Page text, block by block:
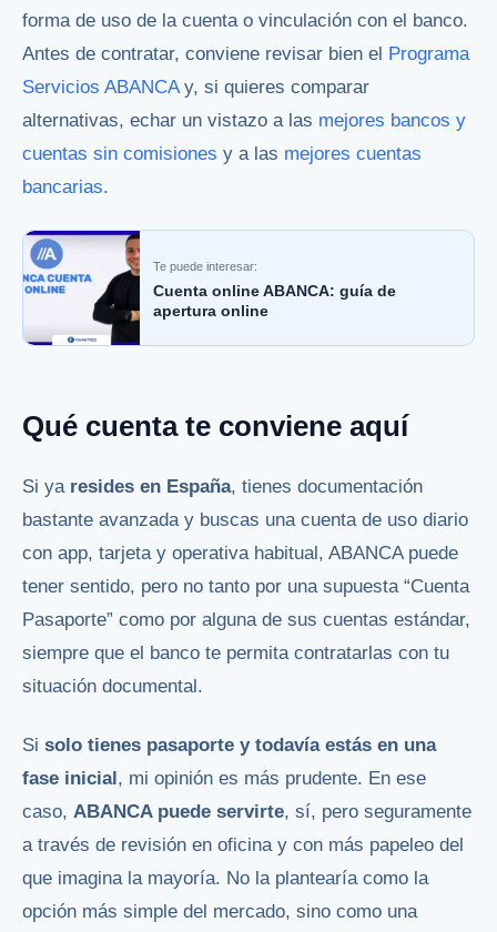
forma de uso de la cuenta o vinculación con el banco.
Antes de contratar, conviene revisar bien el
Programa
Servicios ABANCAy, si quieres comparar
alternativas, echar un vistazo a las mejores bancos y
cuentas sin comisiones y a las mejores cuentas
bancarias.
Te puede interesar:
Cuenta online ABANCA: guía de
apertura online
Qué cuenta te conviene aquí
Si ya resides en España, tienes documentación
bastante avanzada y buscas una cuenta de uso diario
con app, tarjeta y operativa habitual, ABANCA puede
tener sentido, pero no tanto por una supuesta “Cuenta
Pasaporte” como por alguna de sus cuentas estándar,
siempre que el banco te permita contratarlas con tu
situación documental.
Si solo tienes pasaporte y todavía estás en una
fase inicial, mi opinión es más prudente. En ese
caso, ABANCA puede servirte, sí, pero seguramente
a través de revisión en oficina y con más papeleo del
que imagina la mayoría. No la plantearía como la
opción más simple del mercado, sino como una